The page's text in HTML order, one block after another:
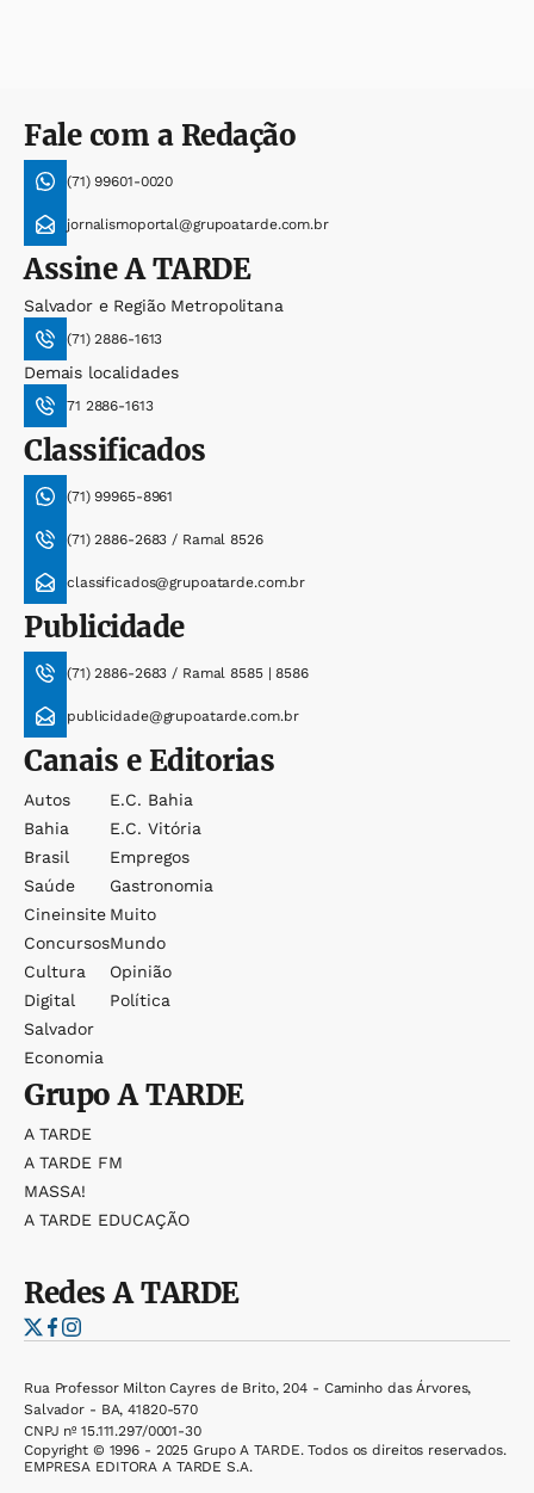
Fale com a Redação
(71) 99601-0020
jornalismoportal@grupoatarde.com.br
AssineA TARDE
Salvador e Região Metropolitana
(71) 2886-1613
Demais localidades
71 2886-1613
Classificados
(71) 99965-8961
(71) 2886-2683 / Ramal 8526
classificados@grupoatarde.com.br
Publicidade
(71) 2886-2683 / Ramal 8585 | 8586
publicidade@grupoatarde.com.br
Canais e Editorias
Autos
Bahia
Brasil
Saúde
Cineinsite
Concursos
Cultura
Digital
Salvador
Economia
E.c. Bahia
E.c. Vitória
Empregos
Gastronomia
Muito
Mundo
Opinião
Política
GrupoA TARDE
A TARDE
A TARDE FM
MASSA!
A TARDE EDUCAÇÃO
RedesA TARDE
Rua Professor Milton Cayres de Brito, 204 - Caminho das Árvores,
Salvador - BA, 41820-570
CNPJ nº 15.111.297/0001-30
Copyright © 1996 - 2025 Grupo A TARDE. Todos os direitos reservados.
EMPRESA EDITORA A TARDE S.A.